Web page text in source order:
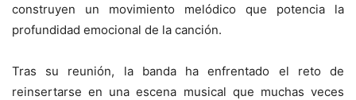
construyen un movimiento melódico que potencia la
profundidad emocional de la canción.
Tras su reunión, la banda ha enfrentado el reto de
reinsertarse en una escena musical que muchas veces